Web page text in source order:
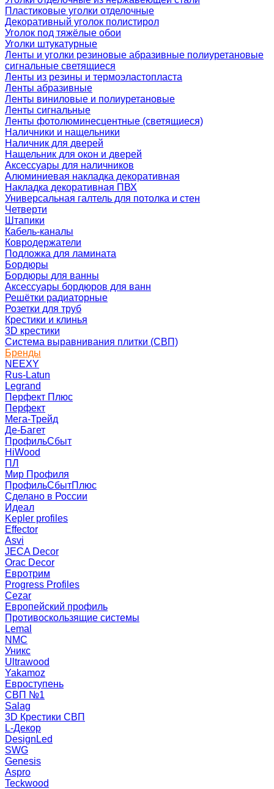
Пластиковые уголки отделочные
Декоративный уголок полистирол
Уголок под тяжёлые обои
Уголки штукатурные
Ленты и уголки резиновые абразивные полиуретановые
сигнальные светящиеся
Ленты из резины и термоэластопласта
Ленты абразивные
Ленты виниловые и полиуретановые
Ленты сигнальные
Ленты фотолюминесцентные (светящиеся)
Наличники и нащельники
Наличник для дверей
Нащельник для окон и дверей
Аксессуары для наличников
Алюминиевая накладка декоративная
Накладка декоративная ПВХ
Универсальная галтель для потолка и стен
Четверти
Штапики
Кабель-каналы
Ковродержатели
Подложка для ламината
Бордюры
Бордюры для ванны
Аксессуары бордюров для ванн
Решётки радиаторные
Розетки для труб
Крестики и клинья
3D крестики
Система выравнивания плитки (СВП)
Бренды
NEEXY
Rus-Latun
Legrand
Перфект Плюс
Перфект
Мега-Трейд
Де-Багет
ПрофильСбыт
HiWood
ПЛ
Мир Профиля
ПрофильСбытПлюс
Сделано в России
Идеал
Kepler profiles
Effector
Asvi
JECA Decor
Orac Decor
Евротрим
Progress Profiles
Cezar
Европейский профиль
Противоскользящие системы
Lemal
NMC
Уникс
Ultrawood
Yakamoz
Евроступень
СВП №1
Salag
3D Крестики СВП
L-Декор
DesignLed
SWG
Genesis
Aspro
Teckwood